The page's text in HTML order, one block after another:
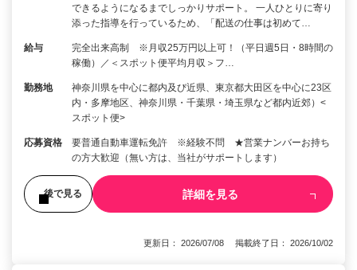
できるようになるまでしっかりサポート。 一人ひとりに寄り
添った指導を行っているため、「配送の仕事は初めて…
給与
完全出来高制 ※月収25万円以上可！（平日週5日・8時間の
稼働）／＜スポット便平均月収＞フ…
勤務地
神奈川県を中心に都内及び近県、東京都大田区を中心に23区
内・多摩地区、神奈川県・千葉県・埼玉県など都内近郊）<
スポット便>
応募資格
要普通自動車運転免許 ※経験不問 ★営業ナンバーお持ち
の方大歓迎（無い方は、当社がサポートします）
後で見る 詳細を見る
更新日： 2026/07/08 掲載終了日： 2026/10/02